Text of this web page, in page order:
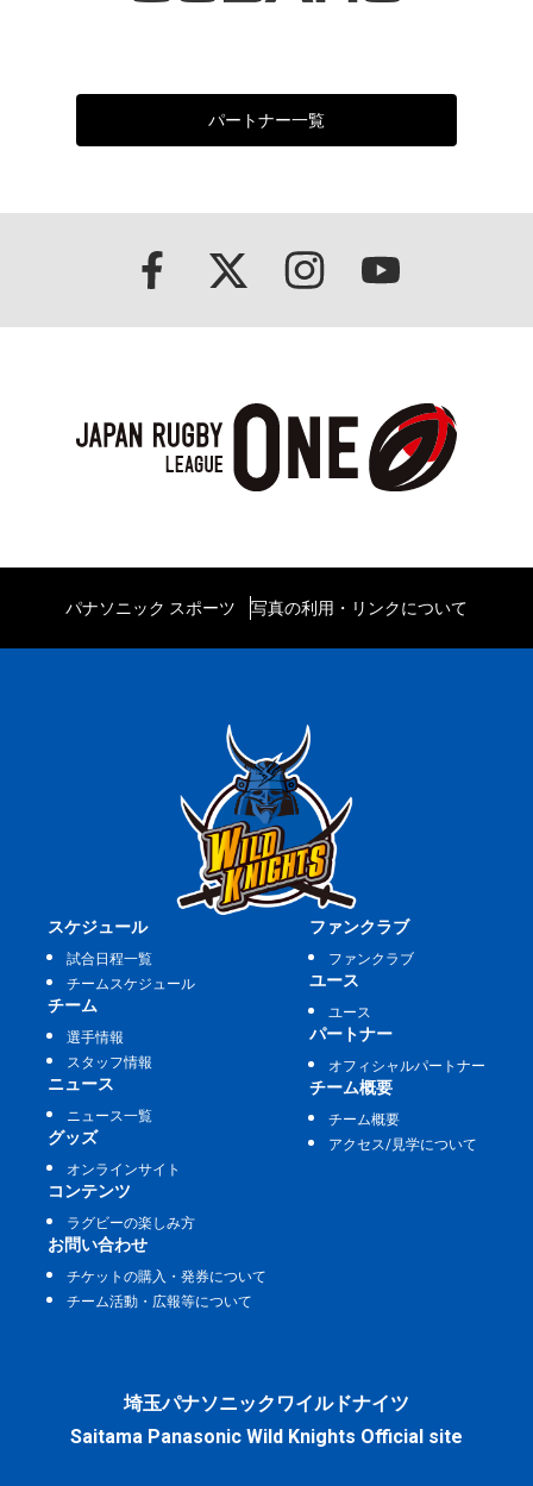
パートナー一覧
パナソニック スポーツ 写真の利用・リンクについて
スケジュール
試合日程一覧
チームスケジュール
チーム
選手情報
スタッフ情報
ニュース
ニュース一覧
グッズ
オンラインサイト
ファンクラブ
ファンクラブ
ユース
ユース
パートナー
オフィシャルパートナー
チーム概要
チーム概要
アクセス/見学について
コンテンツ
ラグビーの楽しみ方
お問い合わせ
チケットの購入・発券について
チーム活動・広報等について
埼玉パナソニックワイルドナイツ
Saitama Panasonic Wild Knights Official site